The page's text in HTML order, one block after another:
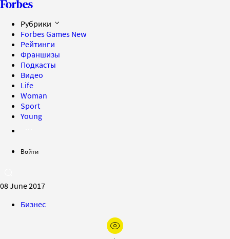
Рубрики
Forbes Games New
Рейтинги
Франшизы
Подкасты
Видео
Life
Woman
Sport
Young
Войти
08 June 2017
Бизнес